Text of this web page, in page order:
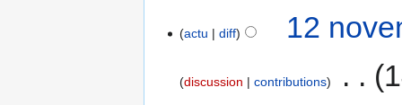
actu diff 12
discussion contributions